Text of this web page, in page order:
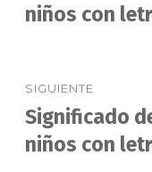
entradas
anterior:
niños con
SIGUIENTE
Entrada
siguiente:
Significado
niños con